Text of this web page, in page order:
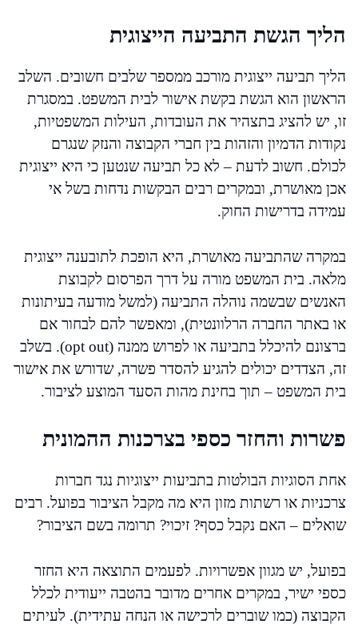
הליך הגשת התביעה הייצוגית
הליך תביעה ייצוגית מורכב ממספר שלבים חשובים. השלב
הראשון הוא הגשת בקשת אישור לבית המשפט. במסגרת
זו, יש להציג בתצהיר את העובדות, העילות המשפטיות,
נקודות הדמיון והזהות בין חברי הקבוצה והנזק שנגרם
לכולם. חשוב לדעת – לא כל תביעה שנטען כי היא ייצוגית
אכן מאושרת, ובמקרים רבים הבקשות נדחות בשל אי
עמידה בדרישות החוק.
במקרה שהתביעה מאושרת, היא הופכת לתובענה ייצוגית
מלאה. בית המשפט מורה על דרך הפרסום לקבוצת
האנשים שבשמה נוהלה התביעה (למשל מודעה בעיתונות
או באתר החברה הרלוונטית), ומאפשר להם לבחור אם
ברצונם להיכלל בתביעה או לפרוש ממנה (opt out). בשלב
זה, הצדדים יכולים להגיע להסדר פשרה, שדורש את אישור
בית המשפט – תוך בחינת מהות הסעד המוצע לציבור.
פשרות והחזר כספי בצרכנות ההמונית
אחת הסוגיות הבולטות בתביעות ייצוגיות נגד חברות
צרכניות או רשתות מזון היא מה מקבל הציבור בפועל. רבים
שואלים – האם נקבל כסף? זיכוי? תרומה בשם הציבור?
בפועל, יש מגוון אפשרויות. לפעמים התוצאה היא החזר
כספי ישיר, במקרים אחרים מדובר בהטבה ייעודית לכלל
הקבוצה (כמו שוברים לרכישה או הנחה עתידית). לעיתים